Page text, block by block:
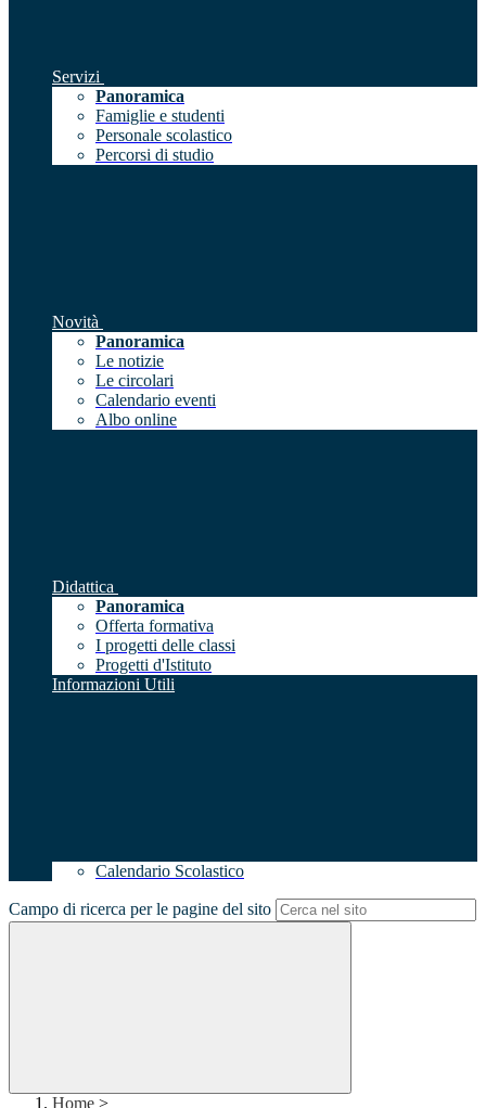
Servizi
Panoramica
Famiglie e studenti
Personale scolastico
Percorsi di studio
Novità
Panoramica
Le notizie
Le circolari
Calendario eventi
Albo online
Didattica
Panoramica
Offerta formativa
I progetti delle classi
Progetti d'Istituto
Informazioni Utili
Calendario Scolastico
Campo di ricerca per le pagine del sito
Home >